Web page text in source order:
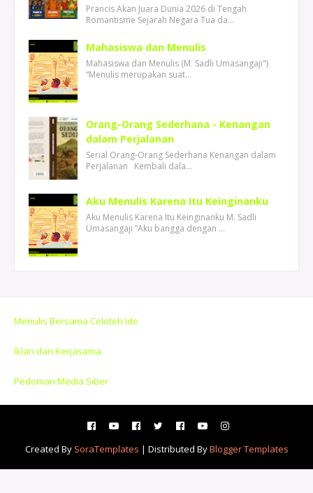
Prancis Akan Juara Dunia 2026 di Tengah
Romantisme Sejarah Negara Tua da…
Mahasiswa dan Menulis
Mahasiswa dan Menulis (M. Sadli Umasangaji")
“Menulis merupakan suat…
Orang-Orang Sederhana - Kenangan
dalam Perjalanan
Serial Orang-Orang Sederhana Kenangan dalam
Perjalanan Kembali dala…
Aku Menulis Karena Itu Keinginanku
Aku Menulis Karena Itu Keinginanku M. Sadli
Umasangaji ”Aku bangga dengan …
Menulis Bersama Celoteh Ide
Iklan dan Kerjasama
Pedoman Media Siber
Created By SoraTemplates | Distributed ByBlogger Templates